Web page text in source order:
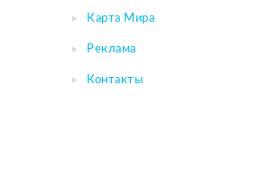
Карта Мира
Реклама
Контакты